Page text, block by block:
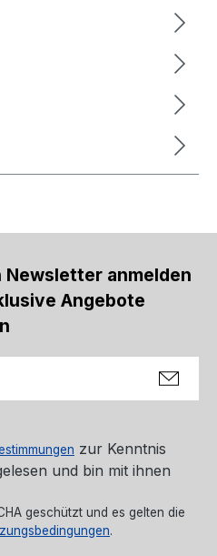
Newsletter anmelden
Angebote
zur Kenntnis
und bin mit ihnen
geschützt und es gelten die
.